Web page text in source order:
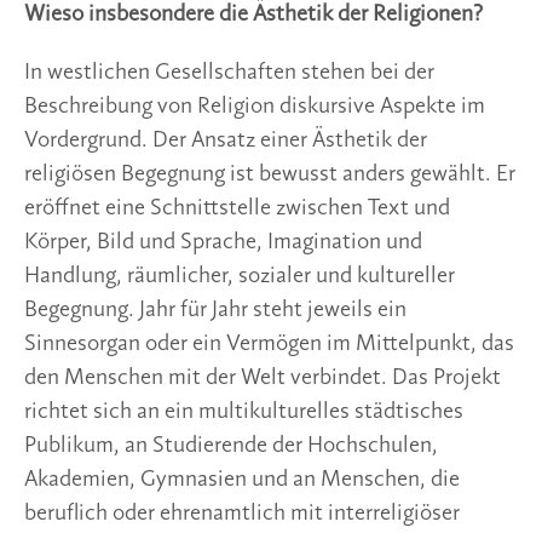
Wieso insbesondere die Ästhetik der Religionen?
In westlichen Gesellschaften stehen bei der
Beschreibung von Religion diskursive Aspekte im
Vordergrund. Der Ansatz einer Ästhetik der
religiösen Begegnung ist bewusst anders gewählt. Er
eröffnet eine Schnittstelle zwischen Text und
Körper, Bild und Sprache, Imagination und
Handlung, räumlicher, sozialer und kultureller
Begegnung. Jahr für Jahr steht jeweils ein
Sinnesorgan oder ein Vermögen im Mittelpunkt, das
den Menschen mit der Welt verbindet. Das Projekt
richtet sich an ein multikulturelles städtisches
Publikum, an Studierende der Hochschulen,
Akademien, Gymnasien und an Menschen, die
beruflich oder ehrenamtlich mit interreligiöser